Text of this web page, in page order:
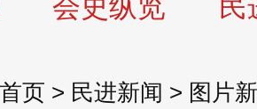
会史纵览 民
首页 > 民进新闻 > 图片